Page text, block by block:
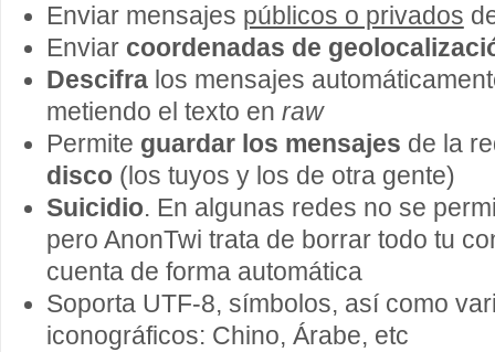
Enviar mensajes públicos o privados
Enviar coordenadas de
Descifralos mensajes
metiendo el texto en raw
Permite guardar los mensajes de la
disco(los tuyos y los de otra gente)
Suicidio. En algunas redes no se
pero AnonTwi trata de borrar todo tu
cuenta de forma automática
Soporta UTF-8, símbolos, así como
iconográficos: Chino, Árabe, etc